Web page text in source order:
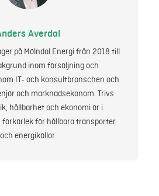
Averdal
på Mölndal Energi från 2018 till
inom försäljning och
IT- och konsultbranschen och
och marknadsekonom. Trivs
hållbarhet och ekonomi är i
förkärlek för hållbara transporter
och energikällor.